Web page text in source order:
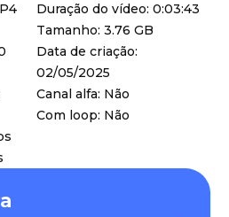
Duração do vídeo: 0:03:43
Tamanho: 3.76 GB
Data de criação:
02/05/2025
Canal alfa: Não
Com loop: Não